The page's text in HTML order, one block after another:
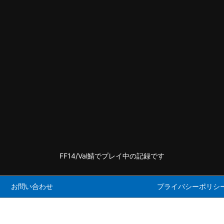
FF14/Val鯖でプレイ中の記録です
お問い合わせ プライバシーポリシ